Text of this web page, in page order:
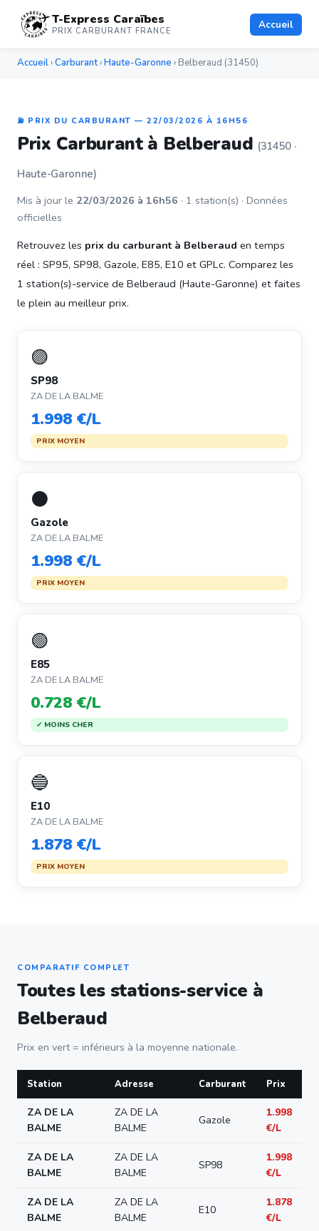
T-Express Caraïbes
PRIX CARBURANT FRANCE Accueil
Accueil ›Carburant›Haute-Garonne › Belberaud (31450)
⛽ PRIX DU CARBURANT — 22/03/2026 À 16H56
Prix Carburant à Belberaud (31450 ·
Haute-Garonne)
Mis à jour le 22/03/2026 à 16h56 · 1 station(s) · Données
officielles
Retrouvez les prix du carburant à Belberaud en temps
réel : SP95, SP98, Gazole, E85, E10 et GPLc. Comparez les
1 station(s)-service de Belberaud (Haute-Garonne) et faites
le plein au meilleur prix.
🟣
SP98
ZA DE LA BALME
1.998 €/L
PRIX MOYEN
⚫
Gazole
ZA DE LA BALME
1.998 €/L
PRIX MOYEN
🟢
E85
ZA DE LA BALME
0.728 €/L
✓ MOINS CHER
🔵
E10
ZA DE LA BALME
1.878 €/L
PRIX MOYEN
COMPARATIF COMPLET
Toutes les stations-service à
Belberaud
Prix en vert = inférieurs à la moyenne nationale.
Station Adresse Carburant Prix
ZA DE LA
BALME
ZA DE LA
BALME
Gazole
1.998
€/L
ZA DE LA
BALME
ZA DE LA
BALME
SP98
1.998
€/L
ZA DE LA
BALME
ZA DE LA
BALME
E10
1.878
€/L